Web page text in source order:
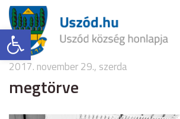
Eszköztár megnyitása
2017. november 29., szerda
megtörve